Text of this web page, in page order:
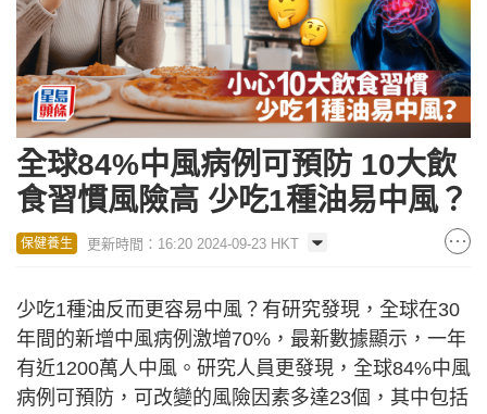
全球84%中風病例可預防 10大飲
食習慣風險高 少吃1種油易中風？
保健養生 更新時間：16:20 2024-09-23 HKT
少吃1種油反而更容易中風？有研究發現，全球在30
年間的新增中風病例激增70%，最新數據顯示，一年
有近1200萬人中風。研究人員更發現，全球84%中風
病例可預防，可改變的風險因素多達23個，其中包括